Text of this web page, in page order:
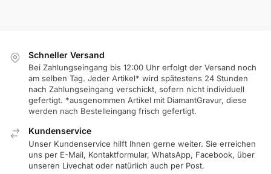
Schneller Versand
Bei Zahlungseingang bis 12:00 Uhr erfolgt der Versand noch
am selben Tag. Jeder Artikel* wird spätestens 24 Stunden
nach Zahlungseingang verschickt, sofern nicht individuell
gefertigt. *ausgenommen Artikel mit DiamantGravur, diese
werden nach Bestelleingang frisch gefertigt.
Kundenservice
Unser Kundenservice hilft Ihnen gerne weiter. Sie erreichen
uns per E-Mail, Kontaktformular, WhatsApp, Facebook, über
unseren Livechat oder natürlich auch per Post.